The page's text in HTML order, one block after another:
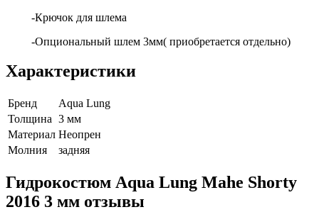
-Крючок для шлема
-Опциональный шлем 3мм( приобретается отдельно)
Характеристики
Бренд
Aqua Lung
Толщина 3 мм
Материал Неопрен
Молния
задняя
Гидрокостюм Aqua Lung Mahe Shorty
2016 3 мм отзывы